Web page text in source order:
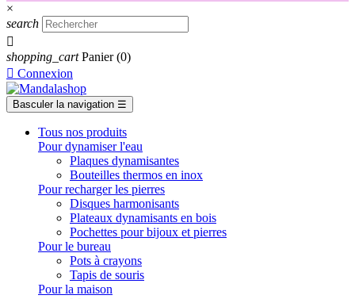
×
search

shopping_cart Panier (0)
 Connexion
Basculer la navigation ☰
Tous nos produits
Pour dynamiser l'eau
Plaques dynamisantes
Bouteilles thermos en inox
Pour recharger les pierres
Disques harmonisants
Plateaux dynamisants en bois
Pochettes pour bijoux et pierres
Pour le bureau
Pots à crayons
Tapis de souris
Pour la maison